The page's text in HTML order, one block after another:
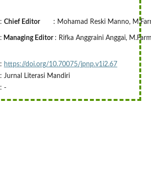
: Chief Editor : Mohamad Reski Manno,
: Managing Editor : Rifka Anggraini Anggai,
: https://doi.org/10.70075/jpnp.v1i2.67
: Jurnal Literasi Mandiri
: -